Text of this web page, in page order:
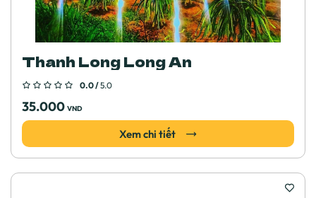
Thanh Long Long An
0.0 /5.0
35.000 VND
Xem chi tiết